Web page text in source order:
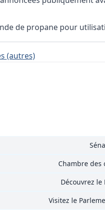
de propane pour
(autres)
Chambre des
Découvrez le
Visitez le